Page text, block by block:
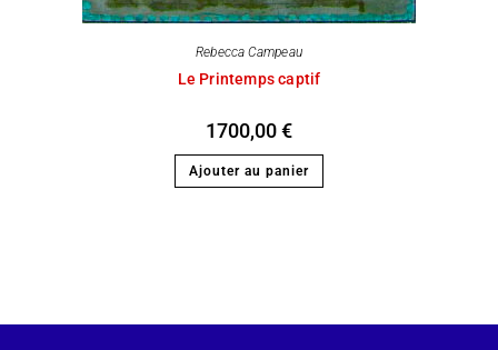
Rebecca Campeau
Le Printemps captif
1700,00€
Ajouter au panier